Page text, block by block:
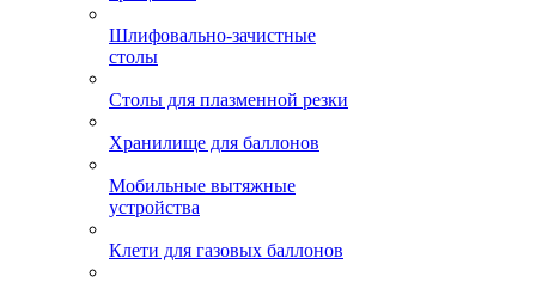
Шлифовально-зачистные
столы
Столы для плазменной резки
Хранилище для баллонов
Мобильные вытяжные
устройства
Клети для газовых баллонов